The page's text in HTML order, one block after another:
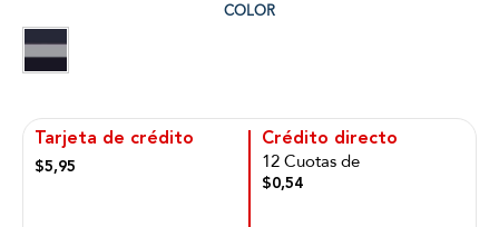
COLOR
Tarjeta de crédito
$5,95
Crédito directo
12 Cuotas de
$0,54